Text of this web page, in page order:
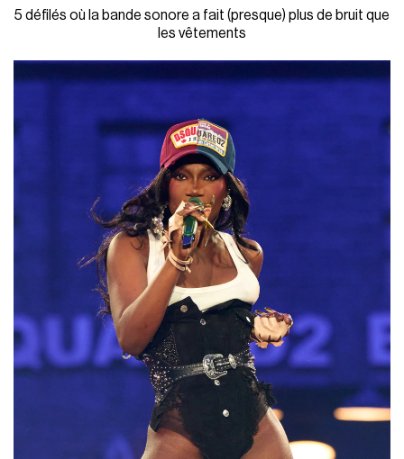
5 défilés où la bande sonore a fait (presque) plus de bruit que
les vêtements